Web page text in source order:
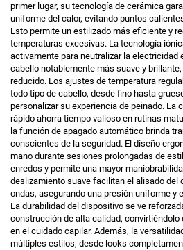
primer lugar, su tecnología de cerámica
uniforme del calor, evitando puntos
Esto permite un estilizado más eficiente y
temperaturas excesivas. La tecnología
activamente para neutralizar la electricidad
cabello notablemente más suave y
reducido. Los ajustes de temperatura
todo tipo de cabello, desde fino hasta
personalizar su experiencia de peinado. La
rápido ahorra tiempo valioso en rutinas
la función de apagado automático brinda
conscientes de la seguridad. El diseño
mano durante sesiones prolongadas de
enredos y permite una mayor
deslizamiento suave facilitan el alisado del
ondas, asegurando una presión uniforme y
La durabilidad del dispositivo se ve
construcción de alta calidad, convirtiéndolo
en el cuidado capilar. Además, la
múltiples estilos, desde looks